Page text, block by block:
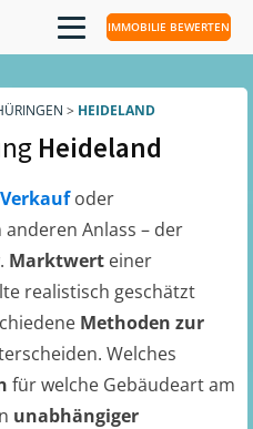
IMMOBILIE BEWERTEN
> HEIDELAND
Heideland
Verkaufoder
anderen Anlass – der
Marktwert einer
realistisch geschätzt
Methoden zur
Welches
für welche Gebäudeart am
unabhängiger